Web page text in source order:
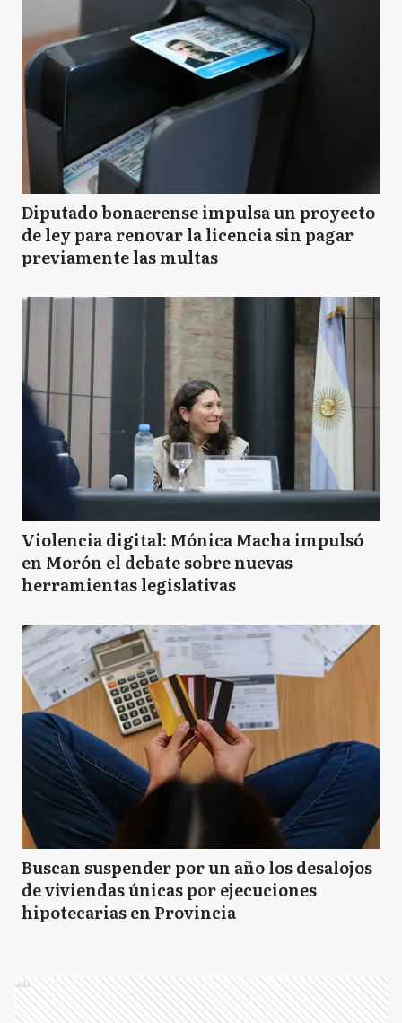
Diputado bonaerense impulsa un proyecto
de ley para renovar la licencia sin pagar
previamente las multas
Violencia digital: Mónica Macha impulsó
en Morón el debate sobre nuevas
herramientas legislativas
Buscan suspender por un año los desalojos
de viviendas únicas por ejecuciones
hipotecarias en Provincia
Ads